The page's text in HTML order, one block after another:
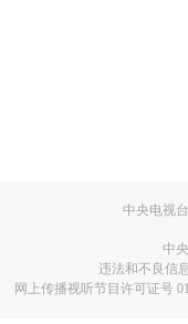
中央电视
中
违法和不良信
网上传播视听节目许可证号